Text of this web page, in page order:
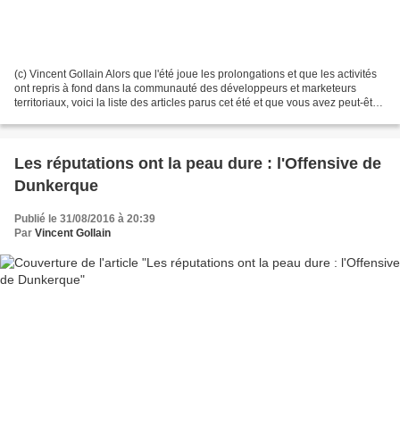
(c) Vincent Gollain Alors que l'été joue les prolongations et que les activités
ont repris à fond dans la communauté des développeurs et marketeurs
territoriaux, voici la liste des articles parus cet été et que vous avez peut-être
Les réputations ont la peau dure : l'Offensive de
Dunkerque
Publié le 31/08/2016 à 20:39
Par Vincent Gollain